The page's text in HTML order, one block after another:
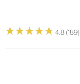
★★★★★
★★★★★ 4.8 (189)